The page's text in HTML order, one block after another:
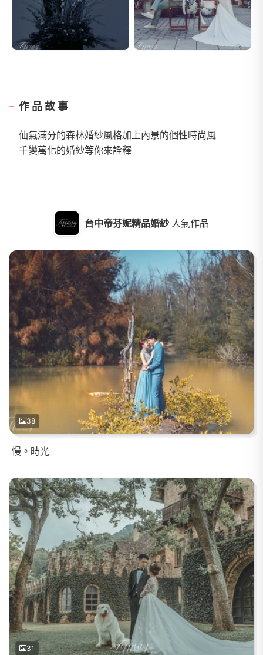
作品故事
仙氣滿分的森林婚紗風格加上內景的個性時尚風
千變萬化的婚紗等你來詮釋
台中帝芬妮精品婚紗 人氣作品
38
慢。時光
31